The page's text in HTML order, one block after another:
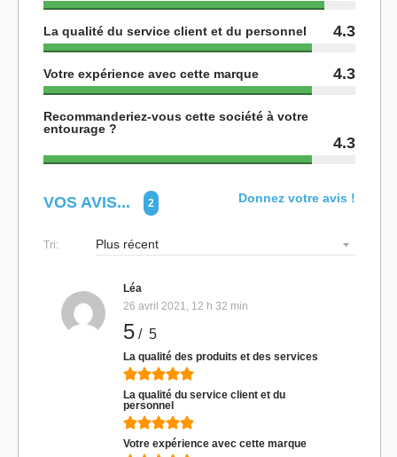
La qualité du service client et du personnel 4.3
Votre expérience avec cette marque 4.3
Recommanderiez-vous cette société à votre
entourage ?
4.3
VOS AVIS... 2 Donnez votre avis !
Tri:
Léa
26 avril 2021, 12 h 32 min
5 / 5
La qualité des produits et des services
La qualité du service client et du
personnel
Votre expérience avec cette marque